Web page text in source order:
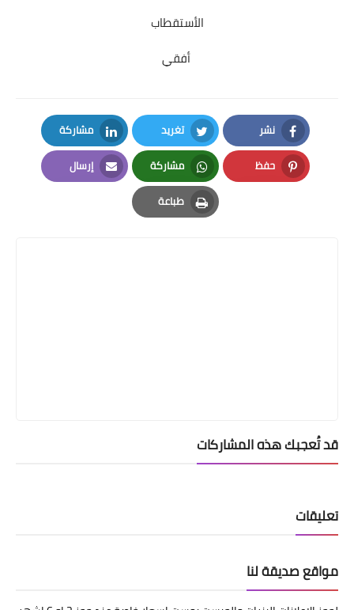
الأستقطاب
أفقي
نشر
Facebook
تغريد
Twitter
مشاركة
LinkedIn
حفظ
Pinterest
مشاركة
Whatsapp
إرسال
Email
طباعة
Print
قد تُعجبك هذه المشاركات
تعليقات
مواقع صديقة لنا